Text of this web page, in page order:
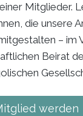
Mitglieder.
die unsere
– im
Beirat
werden